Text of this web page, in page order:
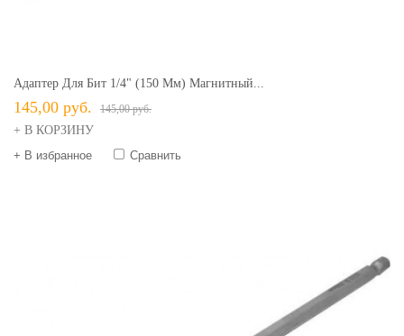
Адаптер Для Бит 1/4" (150 Мм) Магнитный...
145,00 руб. 145,00 руб.
+ В КОРЗИНУ
+ В избранное
Сравнить